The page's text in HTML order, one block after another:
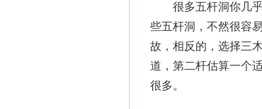
很多五杆洞你几乎
些五杆洞，不然很容
故，相反的，选择三
道，第二杆估算一个
很多。